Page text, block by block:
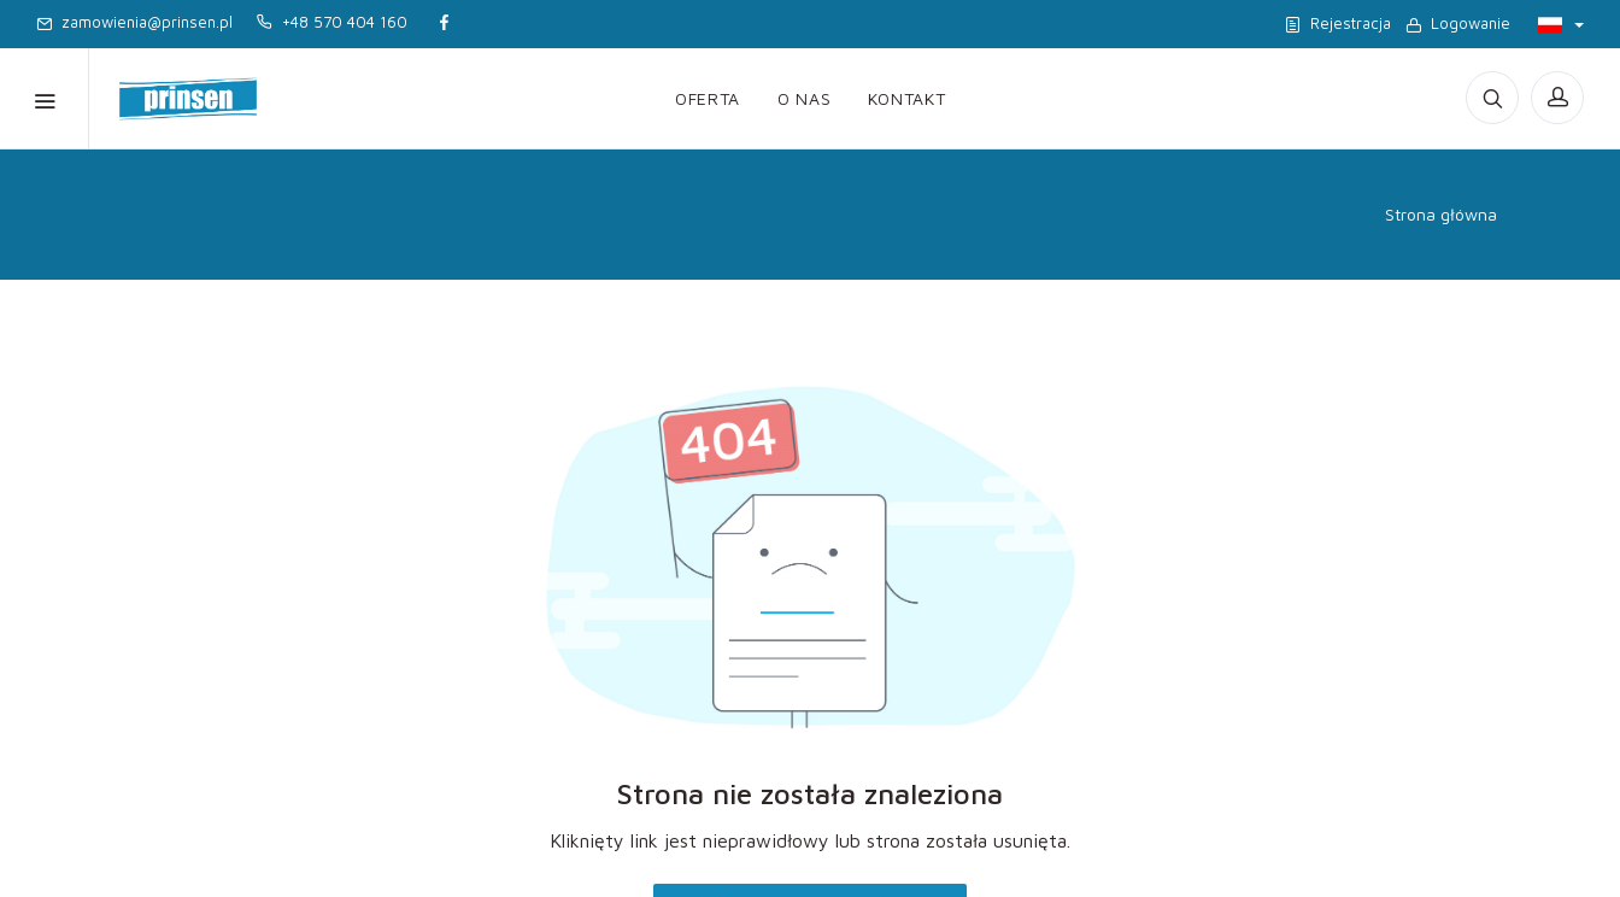
zamowienia@prinsen.pl +48 570 404 160 Rejestracja Logowanie
OFERTA O NAS KONTAKT
Strona główna
Strona nie została znaleziona
Kliknięty link jest nieprawidłowy lub strona została usunięta.